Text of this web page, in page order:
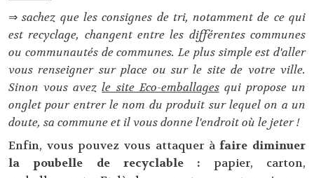
⇒sachez que les consignes de tri, notamment de ce qui
est recyclage, changent entre les différentes communes
ou communautés de communes. Le plus simple est d'aller
vous renseigner sur place ou sur le site de votre ville.
Sinon vous avezle site Eco-emballagesqui propose un
onglet pour entrer le nom du produit sur lequel on a un
doute, sa commune et il vous donne l'endroit où le jeter !
Enfin, vous pouvez vous attaquer àfaire diminuer
la poubelle de recyclable : papier, carton,